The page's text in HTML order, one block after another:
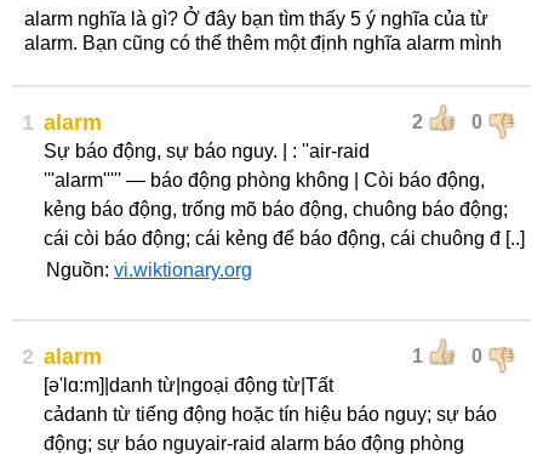
alarm nghĩa là gì? Ở đây bạn tìm thấy 5 ý nghĩa của từ
alarm. Bạn cũng có thể thêm một định nghĩa alarm mình
1 2 0
alarm
Sự báo động, sự báo nguy. | : ''air-raid
'''alarm''''' — báo động phòng không | Còi báo động,
kẻng báo động, trống mõ báo động, chuông báo động;
cái còi báo động; cái kẻng để báo động, cái chuông đ [..]
Nguồn: vi.wiktionary.org
2 1 0
alarm
[ə'lɑ:m]|danh từ|ngoại động từ|Tất
cảdanh từ tiếng động hoặc tín hiệu báo nguy; sự báo
động; sự báo nguyair-raid alarm báo động phòng